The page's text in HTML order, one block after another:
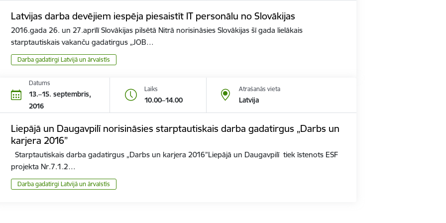
Latvijas darba devējiem iespēja piesaistīt IT personālu no Slovākijas
2016.gada 26. un 27.aprīlī Slovākijas pilsētā Nitrā norisināsies Slovākijas šī gada lielākais
starptautiskais vakanču gadatirgus „JOB…
Darba gadatirgi Latvijā un ārvalstīs
Datums
13.–15. septembris,
2016
Laiks
10.00–14.00
Atrašanās vieta
Latvija
Liepājā un Daugavpilī norisināsies starptautiskais darba gadatirgus „Darbs un
karjera 2016”
Starptautiskais darba gadatirgus „Darbs un karjera 2016”Liepājā un Daugavpilī tiek īstenots ESF
projekta Nr.7.1.2…
Darba gadatirgi Latvijā un ārvalstīs